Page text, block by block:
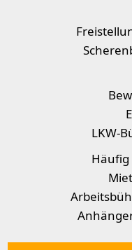
LKW-
Häufig